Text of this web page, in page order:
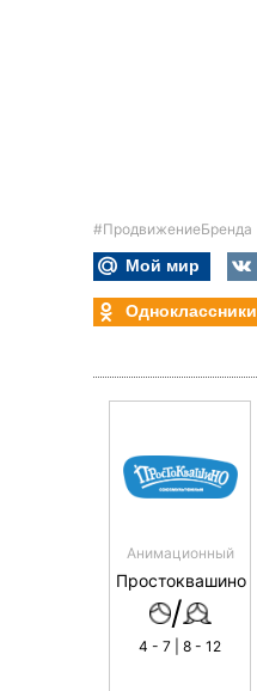
#ПродвижениеБренда
Мой мир
Одноклассники
Анимационный
Простоквашино
/
4 - 7 | 8 - 12